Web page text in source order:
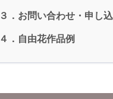
３．お問い合わせ・申し
４．自由花作品例